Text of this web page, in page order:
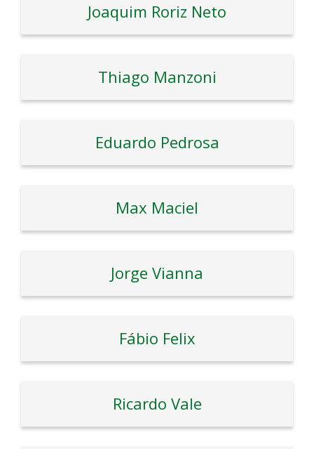
Joaquim Roriz Neto
Thiago Manzoni
Eduardo Pedrosa
Max Maciel
Jorge Vianna
Fábio Felix
Ricardo Vale